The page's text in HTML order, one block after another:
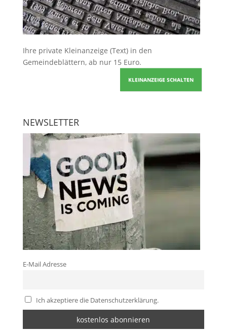
Ihre private Kleinanzeige (Text) in den
Gemeindeblättern, ab nur 15 Euro.
KLEINANZEIGE SCHALTEN
NEWSLETTER
E-Mail Adresse
Ich akzeptiere die Datenschutzerklärung.